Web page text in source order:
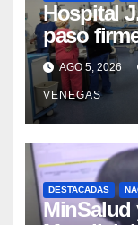
Hospital
paso
tras los
sísmicos
AGO 5, 2026
VENEGAS
DESTACADAS
MinSalud